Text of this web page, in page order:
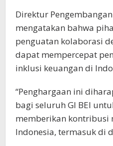
Direktur
mengatakan bahwa
penguatan kolaborasi
dapat mempercepat
inklusi keuangan di
“Penghargaan ini
bagi seluruh GI BEI
memberikan kontribusi
Indonesia, termasuk di